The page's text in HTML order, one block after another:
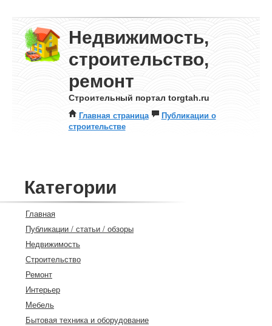
Недвижимость,
строительство,
ремонт
Строительный портал torgtah.ru
Главная страница
Публикации о
строительстве
Категории
Главная
Публикации / статьи / обзоры
Недвижимость
Строительство
Ремонт
Интерьер
Мебель
Бытовая техника и оборудование